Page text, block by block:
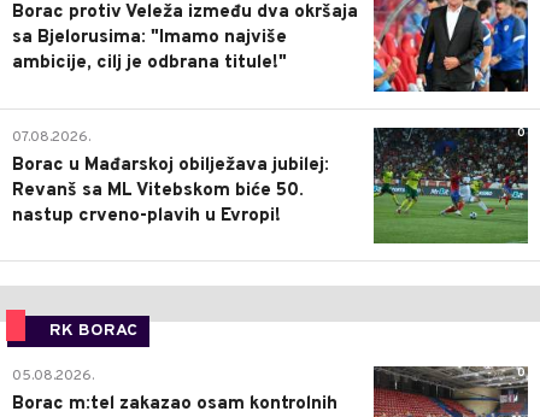
Borac protiv Veleža između dva okršaja
sa Bjelorusima: "Imamo najviše
ambicije, cilj je odbrana titule!"
0
07.08.2026.
Borac u Mađarskoj obilježava jubilej:
Revanš sa ML Vitebskom biće 50.
nastup crveno-plavih u Evropi!
RK BORAC
0
05.08.2026.
Borac m:tel zakazao osam kontrolnih